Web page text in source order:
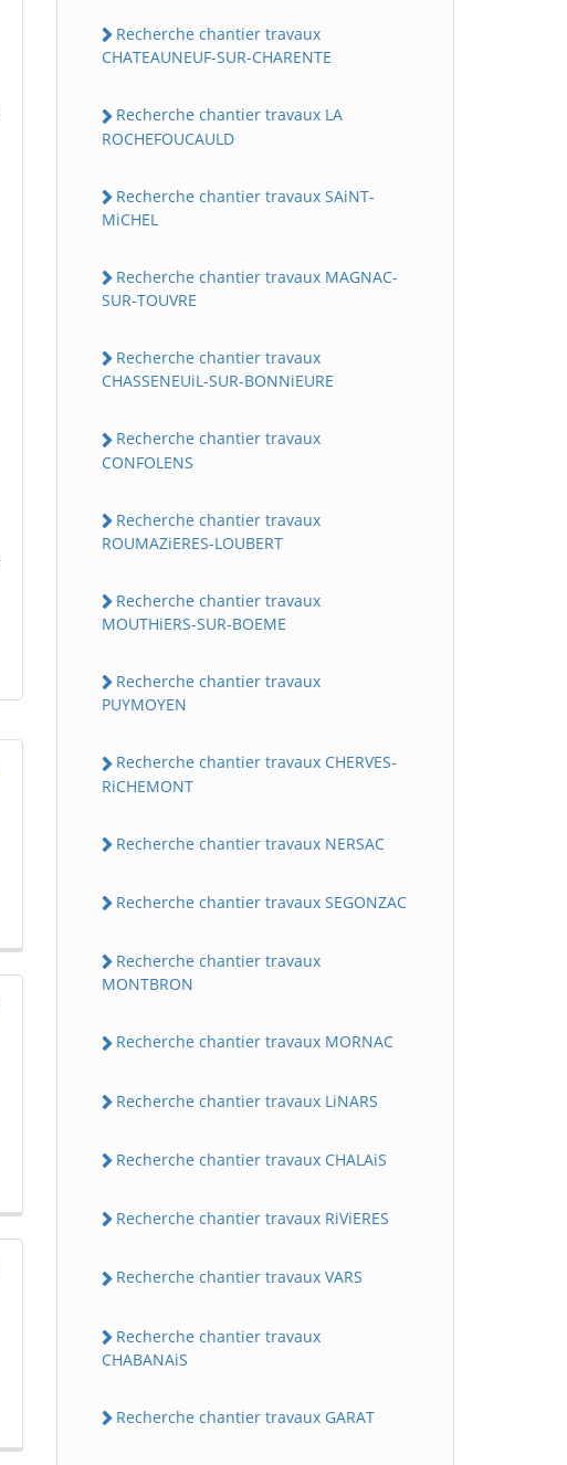
Recherche chantier travaux
CHATEAUNEUF-SUR-CHARENTE
Recherche chantier travaux LA
ROCHEFOUCAULD
Recherche chantier travaux SAiNT-
MiCHEL
Recherche chantier travaux MAGNAC-
SUR-TOUVRE
Recherche chantier travaux
CHASSENEUiL-SUR-BONNiEURE
Recherche chantier travaux
CONFOLENS
Recherche chantier travaux
ROUMAZiERES-LOUBERT
Recherche chantier travaux
MOUTHiERS-SUR-BOEME
Recherche chantier travaux
PUYMOYEN
Recherche chantier travaux CHERVES-
RiCHEMONT
Recherche chantier travaux NERSAC
Recherche chantier travaux SEGONZAC
Recherche chantier travaux
MONTBRON
Recherche chantier travaux MORNAC
Recherche chantier travaux LiNARS
Recherche chantier travaux CHALAiS
Recherche chantier travaux RiViERES
Recherche chantier travaux VARS
Recherche chantier travaux
CHABANAiS
Recherche chantier travaux GARAT